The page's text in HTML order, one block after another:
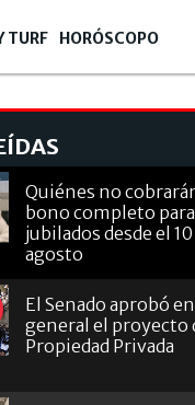
TURF HORÓSCOPO
Quiénes no
bono completo para
jubilados desde el 10
agosto
El Senado aprobó en
general el proyecto
Propiedad Privada